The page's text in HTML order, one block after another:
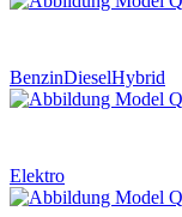
BenzinDieselHybrid
Elektro